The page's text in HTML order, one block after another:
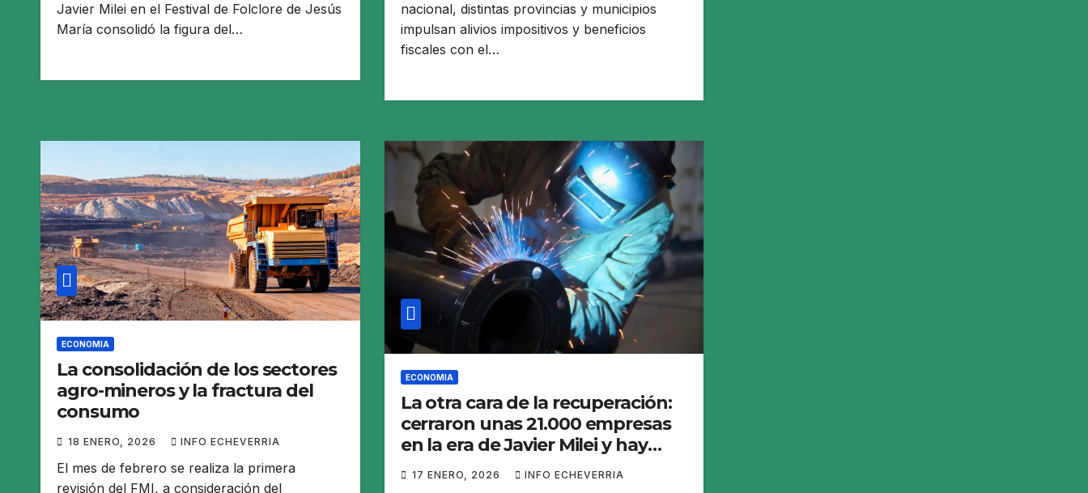
Javier Milei en el Festival de Folclore de Jesús
María consolidó la figura del…
nacional, distintas provincias y municipios
impulsan alivios impositivos y beneficios
fiscales con el…
ECONOMIA
La consolidación de los sectores
agro-mineros y la fractura del
consumo
18 ENERO, 2026 INFO ECHEVERRIA
El mes de febrero se realiza la primera
revisión del FMI, a consideración del
ECONOMIA
La otra cara de la recuperación:
cerraron unas 21.000 empresas
en la era de Javier Milei y hay
sectores sin señales de mejora
17 ENERO, 2026 INFO ECHEVERRIA